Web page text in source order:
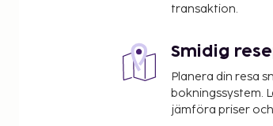
Abdi Ipekci Street - 4,9 km
Galataport - 4,9 km
Närmaste flygplatser är:
Istanbul (IST) - 44,9 km
Sabiha Gokcen International Airport
transaktion.
Smidig
Planera din resa
bokningssystem.
jämföra priser